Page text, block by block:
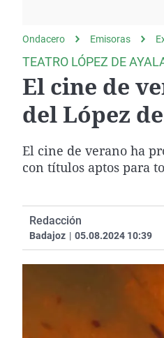
gato
Ondacero Emisoras
TEATRO LÓPEZ DE
El cine de
del López
El cine de verano ha
con títulos aptos para
Redacción
Badajoz | 05.08.2024 10:39